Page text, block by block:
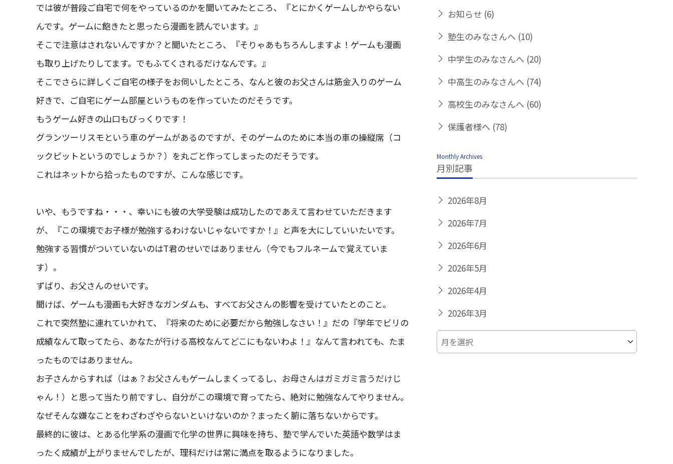
では彼が普段ご自宅で何をやっているのかを聞いてみたところ、『とにかくゲームしかやらない
んです。ゲームに飽きたと思ったら漫画を読んでいます。』
そこで注意はされないんですか？と聞いたところ、『そりゃあもちろんしますよ！ゲームも漫画
も取り上げたりしてます。でもふてくされるだけなんです。』
そこでさらに詳しくご自宅の様子をお伺いしたところ、なんと彼のお父さんは筋金入りのゲーム
好きで、ご自宅にゲーム部屋というものを作っていたのだそうです。
もうゲーム好きの山口もびっくりです！
グランツーリスモという車のゲームがあるのですが、そのゲームのために本当の車の操縦席（コ
ックピットというのでしょうか？）を丸ごと作ってしまったのだそうです。
これはネットから拾ったものですが、こんな感じです。
いや、もうですね・・・、幸いにも彼の大学受験は成功したのであえて言わせていただきます
が、『この環境でお子様が勉強するわけないじゃないですか！』と声を大にしていいたいです。
勉強する習慣がついていないのはT君のせいではありません（今でもフルネームで覚えていま
す）。
ずばり、お父さんのせいです。
聞けば、ゲームも漫画も大好きなガンダムも、すべてお父さんの影響を受けていたとのこと。
これで突然塾に連れていかれて、『将来のために必要だから勉強しなさい！』だの『学年でビリの
成績なんて取ってたら、あなたが行ける高校なんてどこにもないわよ！』なんて言われても、たま
ったものではありません。
お子さんからすれば（はぁ？お父さんもゲームしまくってるし、お母さんはガミガミ言うだけじ
ゃん！）と思って当たり前ですし、自分がこの環境で育ってたら、絶対に勉強なんてやりません。
なぜそんな嫌なことをわざわざやらないといけないのか？まったく腑に落ちないからです。
最終的に彼は、とある化学系の漫画で化学の世界に興味を持ち、塾で学んでいた英語や数学はま
ったく成績が上がりませんでしたが、理科だけは常に満点を取るようになりました。
お知らせ (6)
塾生のみなさんへ (10)
中学生のみなさんへ (20)
中高生のみなさんへ (74)
高校生のみなさんへ (60)
保護者様へ (78)
Monthly Archives
月別記事
2026年8月
2026年7月
2026年6月
2026年5月
2026年4月
2026年3月